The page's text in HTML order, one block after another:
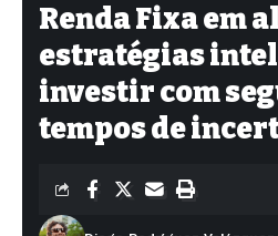
Renda Fixa em
estratégias
investir com
tempos de